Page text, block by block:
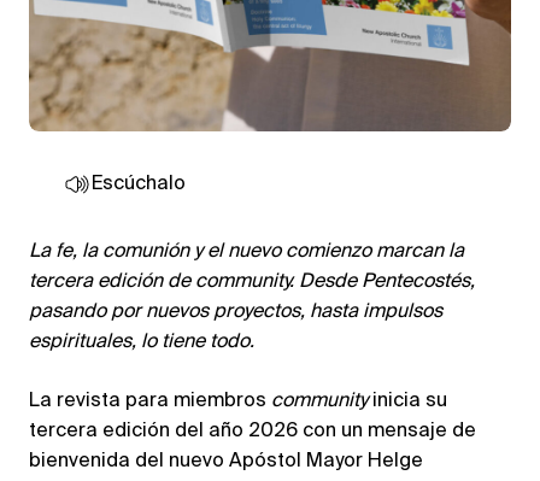
Escúchalo
La fe, la comunión y el nuevo comienzo marcan la
tercera edición de community. Desde Pentecostés,
pasando por nuevos proyectos, hasta impulsos
espirituales, lo tiene todo.
La revista para miembros communityinicia su
tercera edición del año 2026 con un mensaje de
bienvenida del nuevo Apóstol Mayor Helge